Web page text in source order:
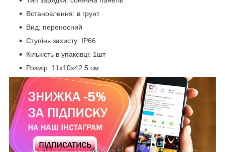
Встановлення: в грунт
Вид: переносний
Ступінь захисту: IP66
Кількість в упаковці: 1шт
Розмір: 11х10х42.5 см